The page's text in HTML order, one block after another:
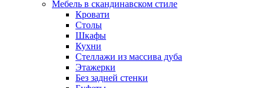
Мебель в скандинавском стиле
Кровати
Столы
Шкафы
Кухни
Стеллажи из массива дуба
Этажерки
Без задней стенки